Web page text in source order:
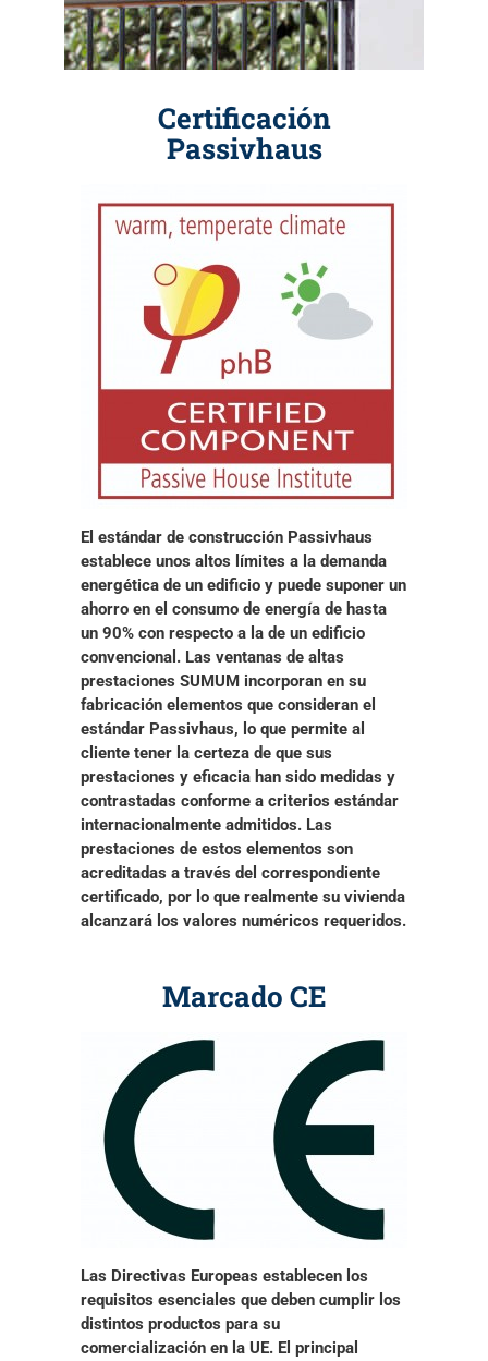
Certificación
Passivhaus
El estándar de construcción Passivhaus
establece unos altos límites a la demanda
energética de un edificio y puede suponer un
ahorro en el consumo de energía de hasta
un 90% con respecto a la de un edificio
convencional. Las ventanas de altas
prestaciones SUMUM incorporan en su
fabricación elementos que consideran el
estándar Passivhaus, lo que permite al
cliente tener la certeza de que sus
prestaciones y eficacia han sido medidas y
contrastadas conforme a criterios estándar
internacionalmente admitidos. Las
prestaciones de estos elementos son
acreditadas a través del correspondiente
certificado, por lo que realmente su vivienda
alcanzará los valores numéricos requeridos.
Marcado CE
Las Directivas Europeas establecen los
requisitos esenciales que deben cumplir los
distintos productos para su
comercialización en la UE. El principal